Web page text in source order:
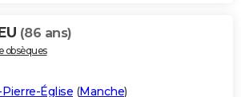
(86 ans)
obsèques
Église (Manche)